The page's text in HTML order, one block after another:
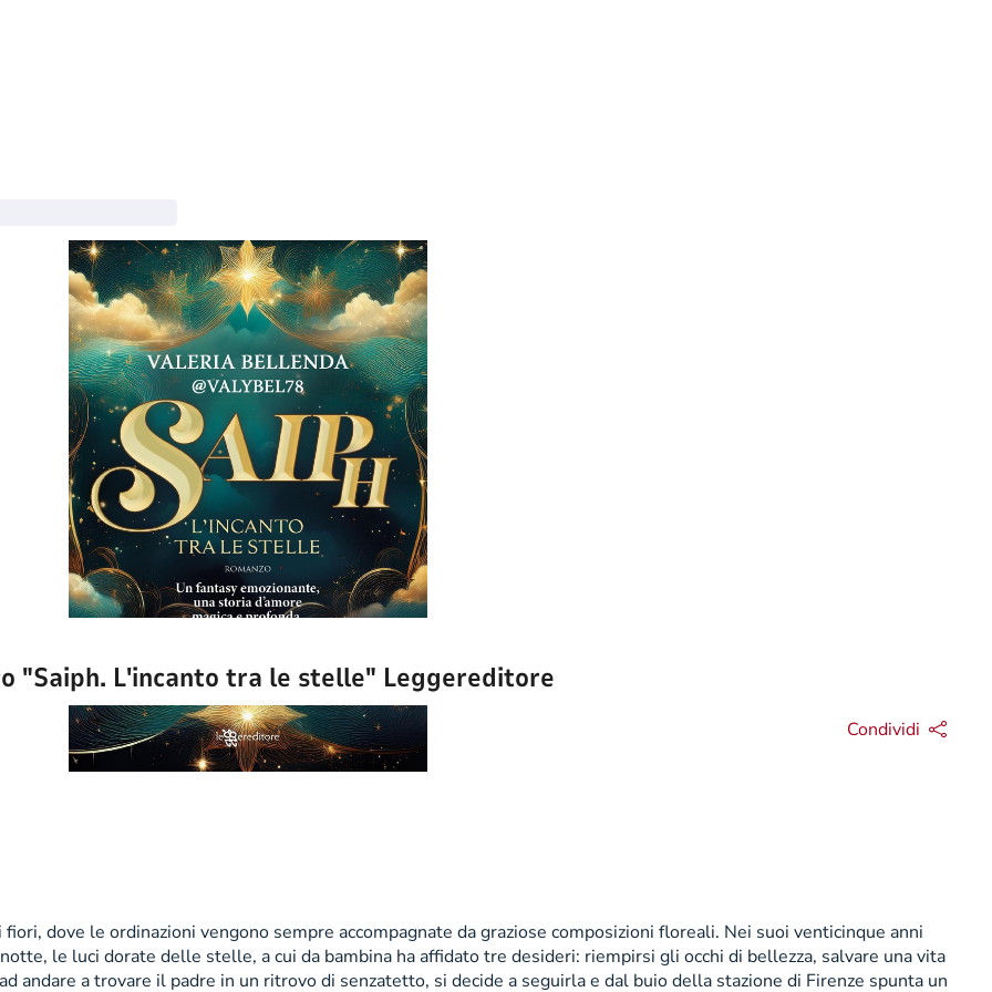
"Saiph. L'incanto tra le stelle" Leggereditore
Condividi
dove le ordinazioni vengono sempre accompagnate da graziose composizioni floreali. Nei suoi venticinque anni
le luci dorate delle stelle, a cui da bambina ha affidato tre desideri: riempirsi gli occhi di bellezza, salvare una vita
andare a trovare il padre in un ritrovo di senzatetto, si decide a seguirla e dal buio della stazione di Firenze spunta un